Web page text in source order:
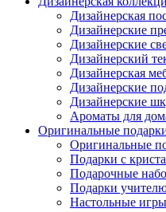
Дизайнерская
Дизайнерские
Дизайнерские
Дизайнерский
Дизайнерская
Дизайнерские
Дизайнерские
Ароматы для
Оригинальные
Оригинальные
Подарки с
Подарочные
Подарки
Настольные игры